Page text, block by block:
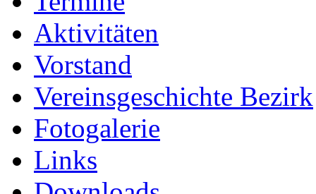
Aktivitäten
Vorstand
Vereinsgeschichte Bezirk
Fotogalerie
Links